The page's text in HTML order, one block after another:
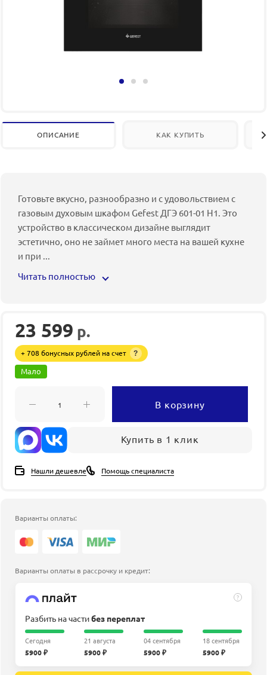
ОПИСАНИЕ КАК КУПИТЬ
Готовьте вкусно, разнообразно и с удовольствием с
газовым духовым шкафом Gefest ДГЭ 601-01 Н1. Это
устройство в классическом дизайне выглядит
эстетично, оно не займет много места на вашей кухне
и при ...
Читать полностью
23 599 р.
+ 708 бонусных рублей на счет ?
Мало
В корзину
Купить в 1 клик
Нашли дешевле Помощь специалиста
Варианты оплаты:
Варианты оплаты в рассрочку и кредит:
?
Разбить на частибез переплат
Сегодня
5900 ₽
21 августа
5900 ₽
04 сентября
5900 ₽
18 сентября
5900 ₽